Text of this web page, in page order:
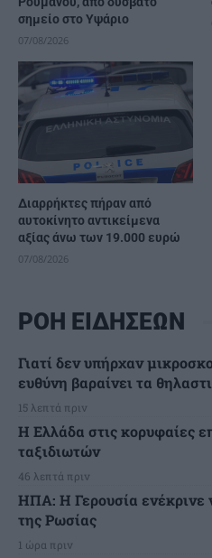
σημείο στο Υψάριο
07/08/2026
Διαρρήκτες πήραν από
αυτοκίνητο αντικείμενα
αξίας άνω των 19.000 ευρώ
07/08/2026
ΡΟΗ ΕΙΔΗΣΕΩΝ
Γιατί δεν υπήρχαν
ευθύνη βαραίνει τα
15 λεπτά πριν
Η Ελλάδα στις κορυφαίες
ταξιδιωτών
46 λεπτά πριν
ΗΠΑ: Η Γερουσία ενέκρινε
της Ρωσίας
1 ώρα πριν